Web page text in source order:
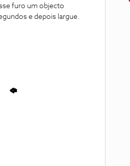
furo um objecto
e depois largue.